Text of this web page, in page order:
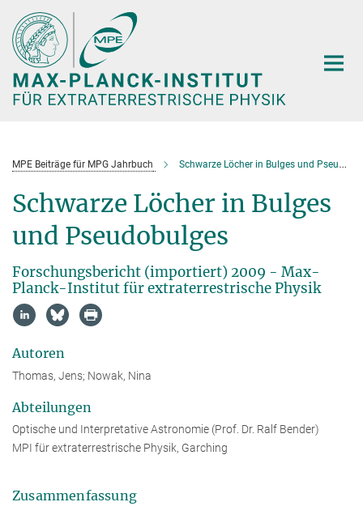
Hauptinhalt
MPE Beiträge für MPG Jahrbuch Schwarze Löcher in Bulges und Pseudobulges
Schwarze Löcher in Bulges
und Pseudobulges
Forschungsbericht (importiert) 2009 - Max-
Planck-Institut für extraterrestrische Physik
Autoren
Thomas, Jens; Nowak, Nina
Abteilungen
Optische und Interpretative Astronomie (Prof. Dr. Ralf Bender)
MPI für extraterrestrische Physik, Garching
Zusammenfassung